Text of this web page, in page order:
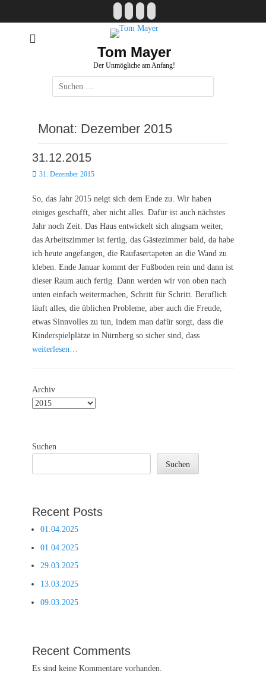
Mail
Tom Mayer
Der Unmögliche am Anfang!
Suche
nach:
Monat: Dezember 2015
31.12.2015
Posted
31. Dezember 2015
So, das Jahr 2015 neigt sich dem Ende zu. Wir haben
einiges geschafft, aber nicht alles. Dafür ist auch nächstes
Jahr noch Zeit. Das Haus entwickelt sich alngsam weiter,
das Arbeitszimmer ist fertig, das Gästezimmer bald, da habe
ich heute angefangen, die Raufasertapeten an die Wand zu
kleben. Ende Januar kommt der Fußboden rein und dann ist
dieser Raum auch fertig. Dann werden wir von oben nach
unten einfach weitermachen, Schritt für Schritt. Beruflich
läuft alles, die üblichen Probleme, aber auch die Freude,
etwas Sinnvolles zu tun, indem man dafür sorgt, dass die
Kinderspielplätze in Nürnberg so sicher sind, dass
weiterlesen…
Archiv
Suchen
Suchen
Recent Posts
01.04.2025
01.04.2025
29.03.2025
13.03.2025
09.03.2025
Recent Comments
Es sind keine Kommentare vorhanden.